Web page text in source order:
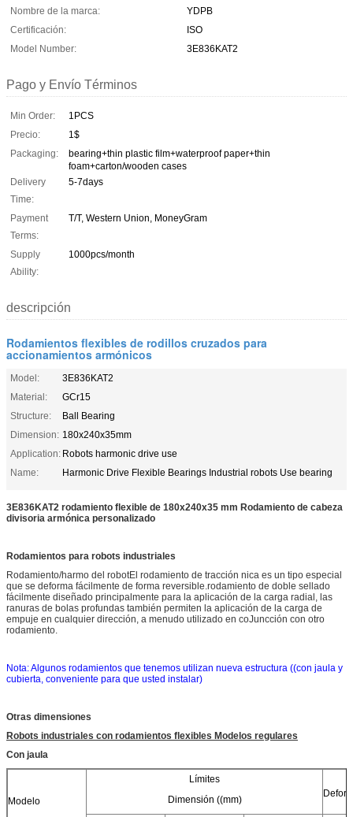
Nombre de la marca:
YDPB
Certificación:
ISO
Model Number:
3E836KAT2
Pago y Envío Términos
Min Order:
1PCS
Precio:
1$
Packaging:
bearing+thin plastic film+waterproof paper+thin
foam+carton/wooden cases
Delivery
Time:
5-7days
Payment
Terms:
T/T, Western Union, MoneyGram
Supply
Ability:
1000pcs/month
descripción
Rodamientos flexibles de rodillos cruzados para
accionamientos armónicos
Model:
3E836KAT2
Material:
GCr15
Structure:
Ball Bearing
Dimension: 180x240x35mm
Application: Robots harmonic drive use
Name:
Harmonic Drive Flexible Bearings Industrial robots Use bearing
3E836KAT2 rodamiento flexible de 180x240x35 mm Rodamiento de cabeza
divisoria armónica personalizado
Rodamientos para robots industriales
Rodamiento/harmo del robotEl rodamiento de tracción nica es un tipo especial
que se deforma fácilmente de forma reversible.rodamiento de doble sellado
fácilmente diseñado principalmente para la aplicación de la carga radial, las
ranuras de bolas profundas también permiten la aplicación de la carga de
empuje en cualquier dirección, a menudo utilizado en coJuncción con otro
rodamiento.
Nota: Algunos rodamientos que tenemos utilizan nueva estructura ((con jaula y
cubierta, conveniente para que usted instalar)
Otras dimensiones
Robots industriales con rodamientos flexibles Modelos regulares
Con jaula
Modelo
Límites
Dimensión ((mm)